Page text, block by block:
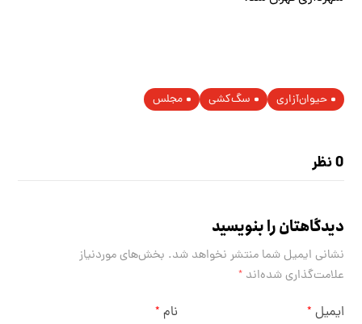
حیوان‌آزاری سگ‌کشی مجلس
0 نظر
دیدگاهتان را بنویسید
نشانی ایمیل شما منتشر نخواهد شد. بخش‌های موردنیاز
علامت‌گذاری شده‌اند*
نام * ایمیل *